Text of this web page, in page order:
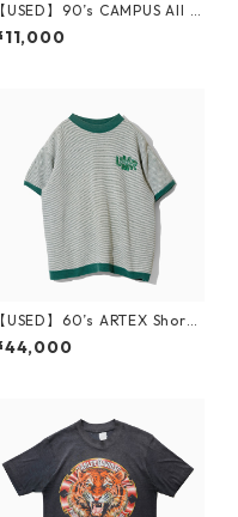
【USED】90’s CAMPUS All O
Print S/S Shirt M
【USED】60’s ARTEX Short-
Sweatshirt UMR XL